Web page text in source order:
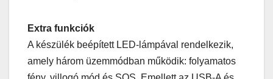
Extra funkciók
A készülék beépített LED-lámpával rendelkezik,
amely három üzemmódban működik: folyamatos